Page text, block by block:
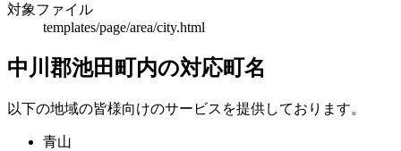
対象ファイル
templates/page/area/city.html
中川郡池田町内の対応町名
以下の地域の皆様向けのサービスを提供しております。
青山